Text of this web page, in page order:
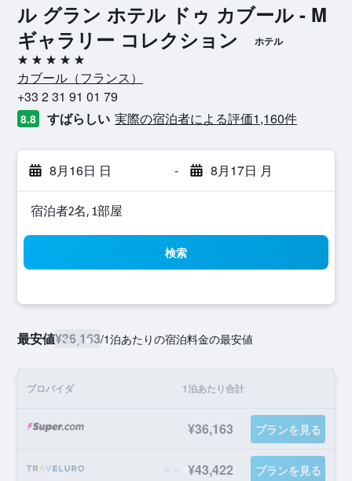
ル グラン ホテル ドゥ カブール - M
ギャラリー コレクション
ホテル
5つ星
カブール​（フランス​）​
+33 2 31 91 01 79
8.8 すばらしい 実際の宿泊者による評価1,160​件
8月16日 日 - 8月17日 月
宿泊者2名, 1​部屋
検索
最安値¥36,163/1泊あたりの宿泊料金の最安値
プロバイダ 1泊あたり合計
¥36,163 プランを見る
¥43,422 プランを見る